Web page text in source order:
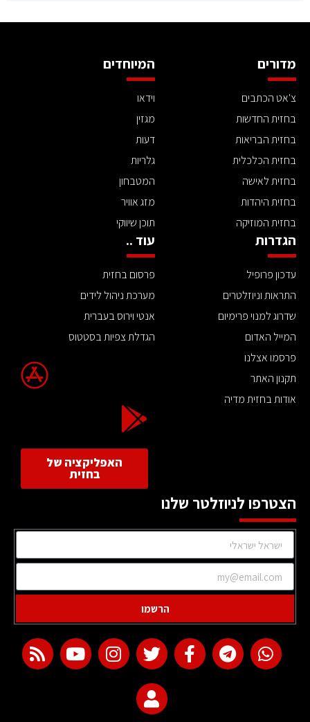
מדורים
צ'אט הכתבים
בחזית החדשות
בחזית הבריאות
בחזית הכלכלית
בחזית לאישה
בחזית היהדות
בחזית המוזיקה
המיוחדים
וידאו
מגזין
דעות
גלריות
המטבחון
מזג אוויר
תוכן שיווקי
הגדרות
עדכון פרופיל
התראות וניוזלטרים
שדרוג למנוי פרימיום
המייל האדום
פרסמו אצלנו
תקנון האתר
אודות בחזית מדיה
עוד ..
פרסום בחזית
מערכת ניהול לידים
אנטי וירוס בעברית
הגדלת צפיות בסטטוס
האפליקציה של
בחזית
הצטרפו לניוזלטר שלנו
הרשמו